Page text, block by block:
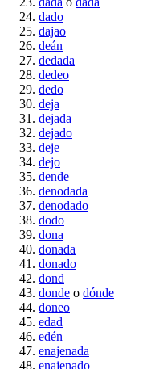
dado
dajao
deán
dedada
dedeo
dedo
deja
dejada
dejado
deje
dejo
dende
denodada
denodado
dodo
dona
donada
donado
dond
donde o dónde
doneo
edad
edén
enajenada
enajenado